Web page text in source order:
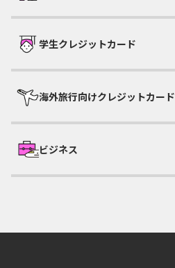
学生クレジットカード
海外旅行向けクレジットカード
ビジネス